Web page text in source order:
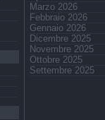
Marzo 2026
Febbraio 2026
Gennaio 2026
Dicembre 2025
Novembre 2025
Ottobre 2025
Settembre 2025